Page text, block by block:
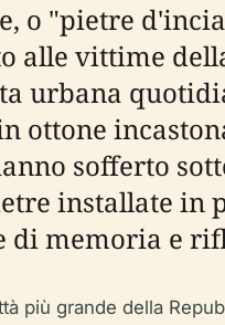
o "pietre
alle vittime
urbana
ottone
sofferto
installate in
di memoria e
più grande della